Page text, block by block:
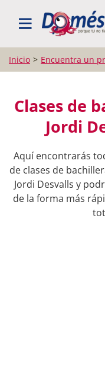
BUSCAR
Inicio Encuentra un
Clases de
Jordi
Aquí encontrarás
de clases de
Jordi Desvalls y
de la forma más